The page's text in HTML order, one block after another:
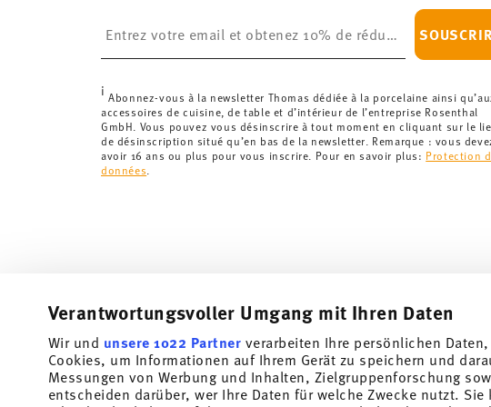
Verantwortungsvoller Umgang mit Ihren Daten
Wir und unsere 1022 Partner verarbeiten Ihre persönlichen
Cookies, um Informationen auf Ihrem Gerät zu speichern und
Messungen von Werbung und Inhalten, Zielgruppenforschung
entscheiden darüber, wer Ihre Daten für welche Zwecke nutzt.
Suisse :Les livraisons en Suisse sont gratuites à partir de 69,90
inférieure à 69,90 CHF, les frais de livraison s'élèvent à 36,90 CHF.
Délai de livraison en France :5-7 jours ouvrables pour les
les délais de livraison vers d'autres paysici .
Retours :Pour les retours, veuillez utiliser notreservice de retour.
i Abonnez-vous à la newsletter Thomas dédiée à la porcelaine ainsi
accessoires de cuisine, de table et d’intérieur de l’entreprise Rosenthal
GmbH. Vous pouvez vous désinscrire à tout moment en cliquant sur le
de désinscription situé qu’en bas de la newsletter. Remarque : vous
avoir 16 ans ou plus pour vous inscrire. Pour en savoir plus: Protection
données